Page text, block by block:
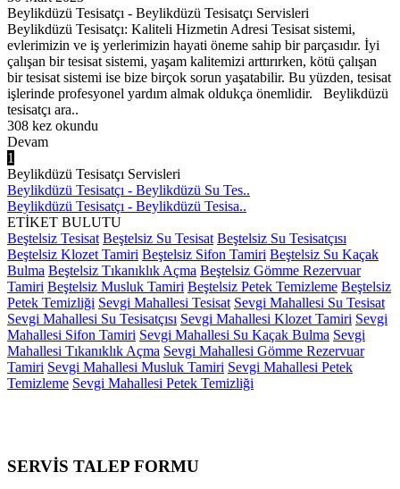
Beylikdüzü Tesisatçı - Beylikdüzü Tesisatçı Servisleri
Beylikdüzü Tesisatçı: Kaliteli Hizmetin Adresi Tesisat sistemi,
evlerimizin ve iş yerlerimizin hayati öneme sahip bir parçasıdır. İyi
çalışan bir tesisat sistemi, yaşam kalitemizi arttırırken, kötü çalışan
bir tesisat sistemi ise bize birçok sorun yaşatabilir. Bu yüzden, tesisat
işlerinde profesyonel yardım almak oldukça önemlidir. Beylikdüzü
tesisatçı ara..
308 kez okundu
Devam
1
Beylikdüzü Tesisatçı Servisleri
Beylikdüzü Tesisatçı - Beylikdüzü Su Tes..
Beylikdüzü Tesisatçı - Beylikdüzü Tesisa..
ETİKET BULUTU
Beştelsiz Tesisat Beştelsiz Su Tesisat Beştelsiz Su Tesisatçısı
Beştelsiz Klozet Tamiri Beştelsiz Sifon Tamiri Beştelsiz Su Kaçak
Bulma Beştelsiz Tıkanıklık Açma Beştelsiz Gömme Rezervuar
Tamiri Beştelsiz Musluk Tamiri Beştelsiz Petek Temizleme Beştelsiz
Petek Temizliği Sevgi Mahallesi Tesisat Sevgi Mahallesi Su Tesisat
Sevgi Mahallesi Su Tesisatçısı Sevgi Mahallesi Klozet Tamiri Sevgi
Mahallesi Sifon Tamiri Sevgi Mahallesi Su Kaçak Bulma Sevgi
Mahallesi Tıkanıklık Açma Sevgi Mahallesi Gömme Rezervuar
Tamiri Sevgi Mahallesi Musluk Tamiri Sevgi Mahallesi Petek
Temizleme Sevgi Mahallesi Petek Temizliği
SERVİS TALEP FORMU